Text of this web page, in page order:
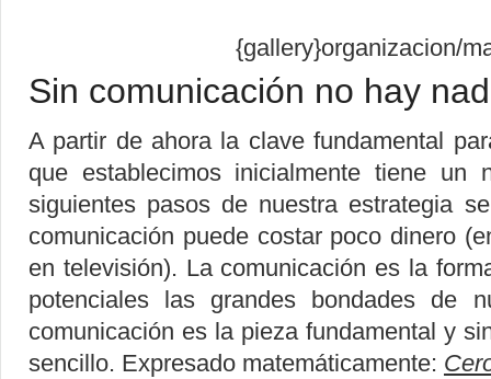
{gallery}organizacion/
Sin comunicación no hay
A partir de ahora la clave fundamental
que establecimos inicialmente tiene un
siguientes pasos de nuestra estrategia
comunicación puede costar poco dinero
en televisión). La comunicación es la
potenciales las grandes bondades de
comunicación es la pieza fundamental y
sencillo. Expresado matemáticamente: